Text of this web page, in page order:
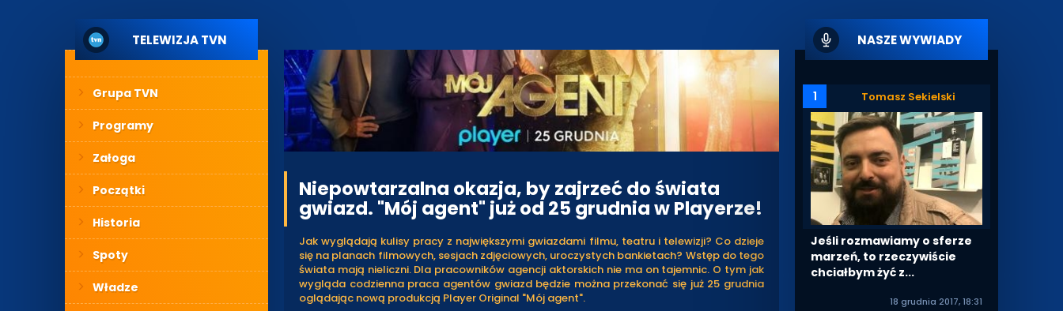
TELEWIZJA TVN
Grupa TVN
Programy
Załoga
Początki
Historia
Spoty
Władze
Niepowtarzalna okazja, by zajrzeć do świata
gwiazd. "Mój agent" już od 25 grudnia w Playerze!
Jak wyglądają kulisy pracy z największymi gwiazdami filmu, teatru i telewizji? Co dzieje
się na planach filmowych, sesjach zdjęciowych, uroczystych bankietach? Wstęp do tego
świata mają nieliczni. Dla pracowników agencji aktorskich nie ma on tajemnic. O tym jak
wygląda codzienna praca agentów gwiazd będzie można przekonać się już 25 grudnia
oglądając nową produkcją Player Original "Mój agent".
NASZE WYWIADY
1 Tomasz Sekielski
Jeśli rozmawiamy o sferze
marzeń, to rzeczywiście
chciałbym żyć z...
18 grudnia 2017, 18:31